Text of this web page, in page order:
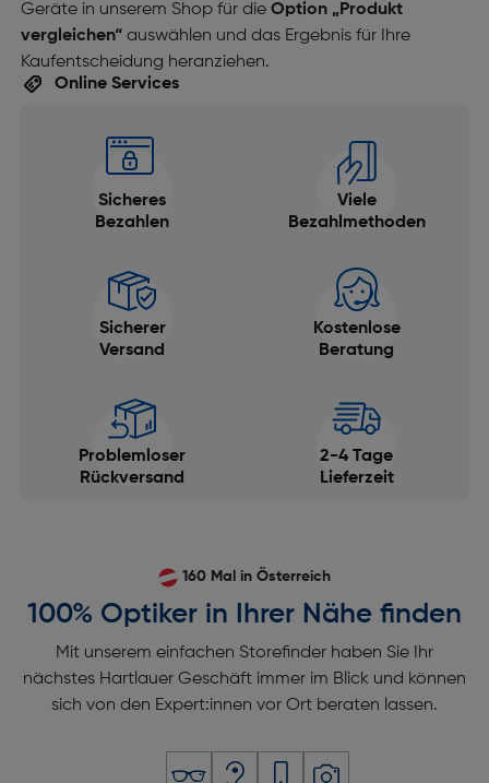
Geräte in unserem Shop für die Option „Produkt
vergleichen“auswählen und das Ergebnis für Ihre
Kaufentscheidung heranziehen.
Online Services
Sicheres
Bezahlen
Viele
Bezahlmethoden
Sicherer
Versand
Kostenlose
Beratung
Problemloser
Rückversand
2-4 Tage
Lieferzeit
160 Mal in Österreich
100% Optiker in Ihrer Nähe finden
Mit unserem einfachen Storefinder haben Sie Ihr
nächstes Hartlauer Geschäft immer im Blick und können
sich von den Expert:innen vor Ort beraten lassen.